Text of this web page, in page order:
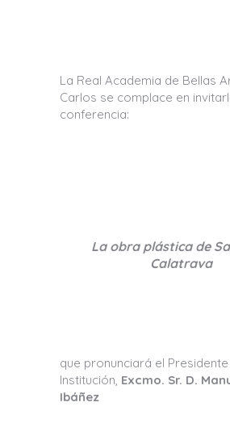
La Real Academia de Bellas
Carlos se complace en
conferencia:
La obra plástica de
Calatrava
que pronunciará el
Institución, Excmo. Sr. D.
Ibáñez